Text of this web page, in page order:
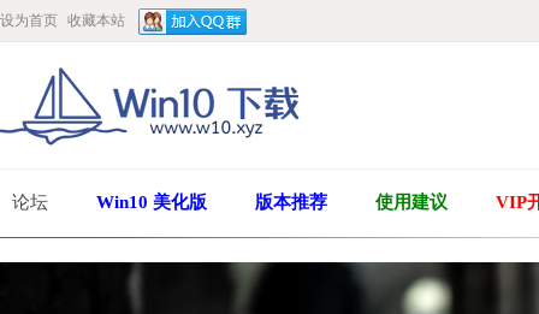
设为首页 收藏本站
论坛 Win10 美化版 版本推荐 使用建议 VIP